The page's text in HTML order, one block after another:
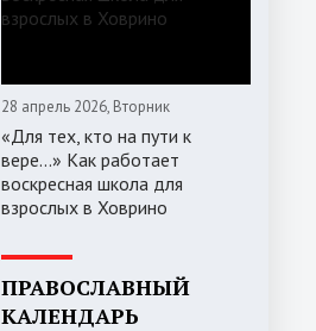
28 апрель 2026, Вторник
«Для тех, кто на пути к
вере...» Как работает
воскресная школа для
взрослых в Ховрино
ПРАВОСЛАВНЫЙ
КАЛЕНДАРЬ